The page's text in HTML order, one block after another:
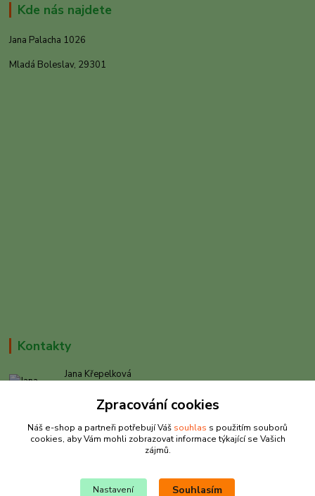
Kde nás najdete
Jana Palacha 1026
Mladá Boleslav, 29301
Kontakty
Jana Křepelková
(Po-Pá, 9-17 hod. , So 9-12 hod.)
info@rybarkrepelkova.cz
Zpracování cookies
Náš e-shop a partneři potřebují Váš souhlas s použitím souborů
cookies, aby Vám mohli zobrazovat informace týkající se Vašich
zájmů.
Nastavení Souhlasím